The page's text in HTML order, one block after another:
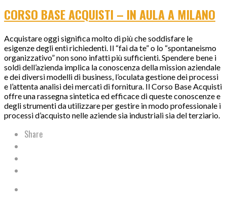
CORSO BASE ACQUISTI – IN AULA A MILANO
Acquistare oggi significa molto di più che soddisfare le
esigenze degli enti richiedenti. Il “fai da te” o lo “spontaneismo
organizzativo” non sono infatti più sufficienti. Spendere bene i
soldi dell’azienda implica la conoscenza della mission aziendale
e dei diversi modelli di business, l’oculata gestione dei processi
e l’attenta analisi dei mercati di fornitura. Il Corso Base Acquisti
offre una rassegna sintetica ed efficace di queste conoscenze e
degli strumenti da utilizzare per gestire in modo professionale i
processi d’acquisto nelle aziende sia industriali sia del terziario.
Share